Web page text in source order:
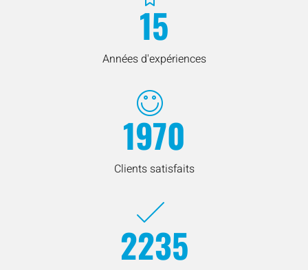
15
Années d'expériences
1970
Clients satisfaits
2235